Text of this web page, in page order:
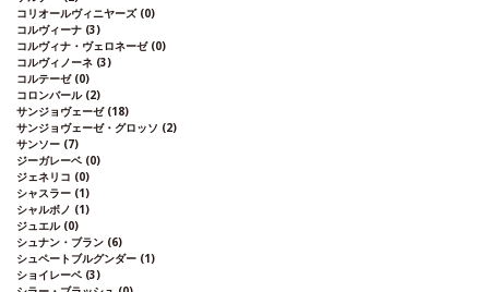
コリオールヴィニヤーズ (0)
コルヴィーナ (3)
コルヴィナ・ヴェロネーゼ (0)
コルヴィノーネ (3)
コルテーゼ (0)
コロンバール (2)
サンジョヴェーゼ (18)
サンジョヴェーゼ・グロッソ (2)
サンソー (7)
ジーガレーベ (0)
ジェネリコ (0)
シャスラー (1)
シャルボノ (1)
ジュエル (0)
シュナン・ブラン (6)
シュペートブルグンダー (1)
ショイレーベ (3)